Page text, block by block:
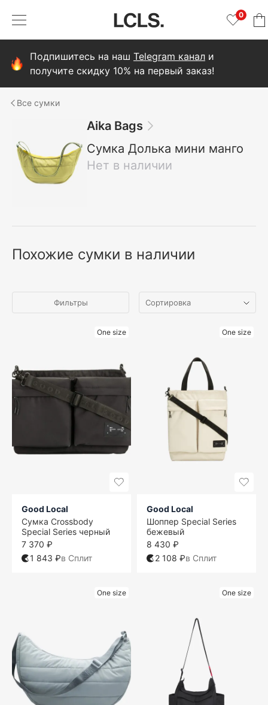
0
Подпишитесь на наш Telegram канал и
получите скидку 10% на первый заказ!
сумки
Aika Bags
Сумка Долька мини манго
Нет в наличии
Похожие сумки в наличии
Фильтры
One size
Good Local
Сумка Crossbody
Special Series черный
7 370 ₽
1 843 ₽в Сплит
One size
Good Local
Шоппер Special Series
бежевый
8 430 ₽
2 108 ₽в Сплит
One size One size